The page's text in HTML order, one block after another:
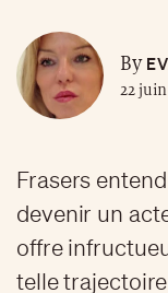
By
22
Frasers
devenir un
offre
telle